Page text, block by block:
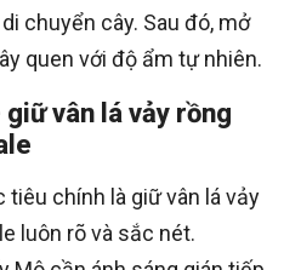
chuyển cây. Sau đó, mở
quen với độ ẩm tự nhiên.
vân lá vảy rồng
tiêu chính là giữ vân lá vảy
luôn rõ và sắc nét.